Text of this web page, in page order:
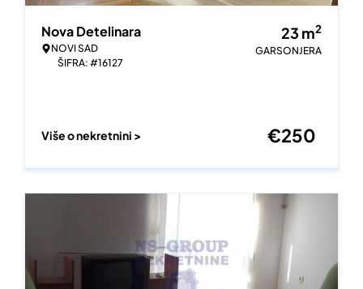
Nova Detelinara
NOVI SAD
ŠIFRA: #16127
23 m2
GARSONJERA
Više o nekretnini > €250